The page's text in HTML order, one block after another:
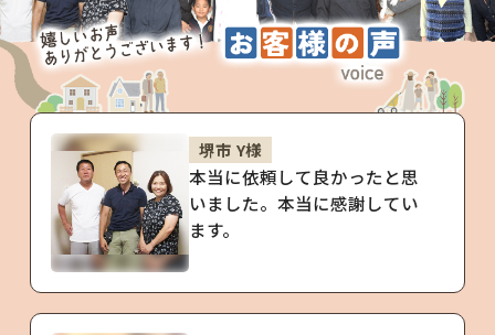
堺市 Y様
本当に依頼して良かったと思
いました。本当に感謝してい
ます。